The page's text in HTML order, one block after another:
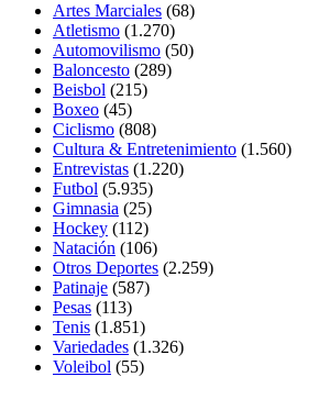
Artes Marciales (68)
Atletismo (1.270)
Automovilismo (50)
Baloncesto (289)
Beisbol (215)
Boxeo (45)
Ciclismo (808)
Cultura & Entretenimiento (1.560)
Entrevistas (1.220)
Futbol (5.935)
Gimnasia (25)
Hockey (112)
Natación (106)
Otros Deportes (2.259)
Patinaje (587)
Pesas (113)
Tenis (1.851)
Variedades (1.326)
Voleibol (55)